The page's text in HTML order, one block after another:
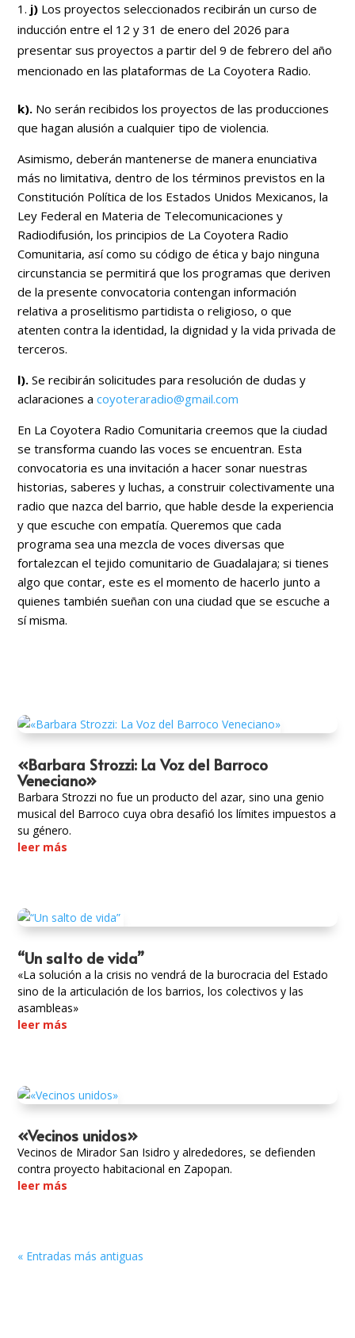
j) Los proyectos seleccionados recibirán un curso de
inducción entre el 12 y 31 de enero del 2026para
presentar sus proyectos a partir del 9 de febrero del año
mencionadoen las plataformas de La Coyotera Radio.
k). No serán recibidos los proyectos de las producciones
que hagan alusión a cualquier tipo de violencia.
Asimismo, deberán mantenerse de manera enunciativa
más no limitativa, dentro de los términos previstos en la
Constitución Política de los Estados Unidos Mexicanos, la
Ley Federal en Materia de Telecomunicaciones y
Radiodifusión, los principios de La Coyotera Radio
Comunitaria, así como su código de ética y bajo ninguna
circunstancia se permitirá que los programas que deriven
de la presente convocatoria contengan información
relativa a proselitismo partidista o religioso, o que
atenten contra la identidad, la dignidad y la vida privada de
terceros.
l).Se recibirán solicitudes para resolución de dudas y
aclaraciones acoyoteraradio@gmail.com
En La Coyotera Radio Comunitaria creemos que la ciudad
se transforma cuando las voces se encuentran. Esta
convocatoria es una invitación a hacer sonar nuestras
historias, saberes y luchas, a construir colectivamente una
radio que nazca del barrio, que hable desde la experiencia
y que escuche con empatía. Queremos que cada
programa sea una mezcla de voces diversas que
fortalezcan el tejido comunitario de Guadalajara; si tienes
algo que contar, este es el momento de hacerlo junto a
quienes también sueñan con una ciudad que se escuche a
sí misma.
«Barbara Strozzi: La Voz del Barroco
Veneciano»
Barbara Strozzi no fue un producto del azar, sino una genio
musical del Barroco cuya obra desafió los límites impuestos a
su género.
leer más
“Un salto de vida”
«La solución a la crisis no vendrá de la burocracia del Estado
sino de la articulación de los barrios, los colectivos y las
asambleas»
leer más
«Vecinos unidos»
Vecinos de Mirador San Isidro y alrededores, se defienden
contra proyecto habitacional en Zapopan.
leer más
« Entradas más antiguas